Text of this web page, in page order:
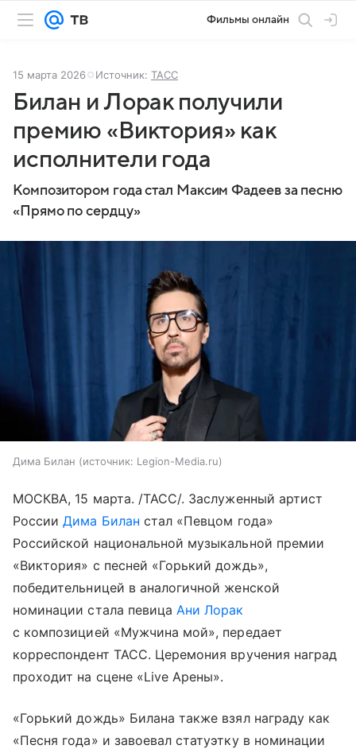
Фильмы онлайн
15 марта 2026 Источник: ТАСС
Билан и Лорак получили
премию «Виктория» как
исполнители года
Композитором года стал Максим Фадеев за песню
«Прямо по сердцу»
Дима Билан источник: Legion-Media.ru
МОСКВА, 15 марта. /ТАСС/. Заслуженный артист
РоссииДима Билан стал «Певцом года»
Российской национальной музыкальной премии
«Виктория» с песней «Горький дождь»,
победительницей в аналогичной женской
номинации стала певица Ани Лорак
с композицией «Мужчина мой», передает
корреспондент ТАСС. Церемония вручения наград
проходит на сцене «Live Арены».
«Горький дождь» Билана также взял награду как
«Песня года» и завоевал статуэтку в номинации